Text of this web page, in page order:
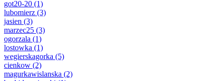
got20-20 (1)
lubomierz (3)
jasien (3)
marzec25 (3)
ogorzala (1)
lostowka (1)
wegierskagorka (5)
cienkow (2)
magurkawislanska (2)